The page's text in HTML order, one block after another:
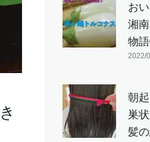
お
湘
物
2022/
朝
巣
髪